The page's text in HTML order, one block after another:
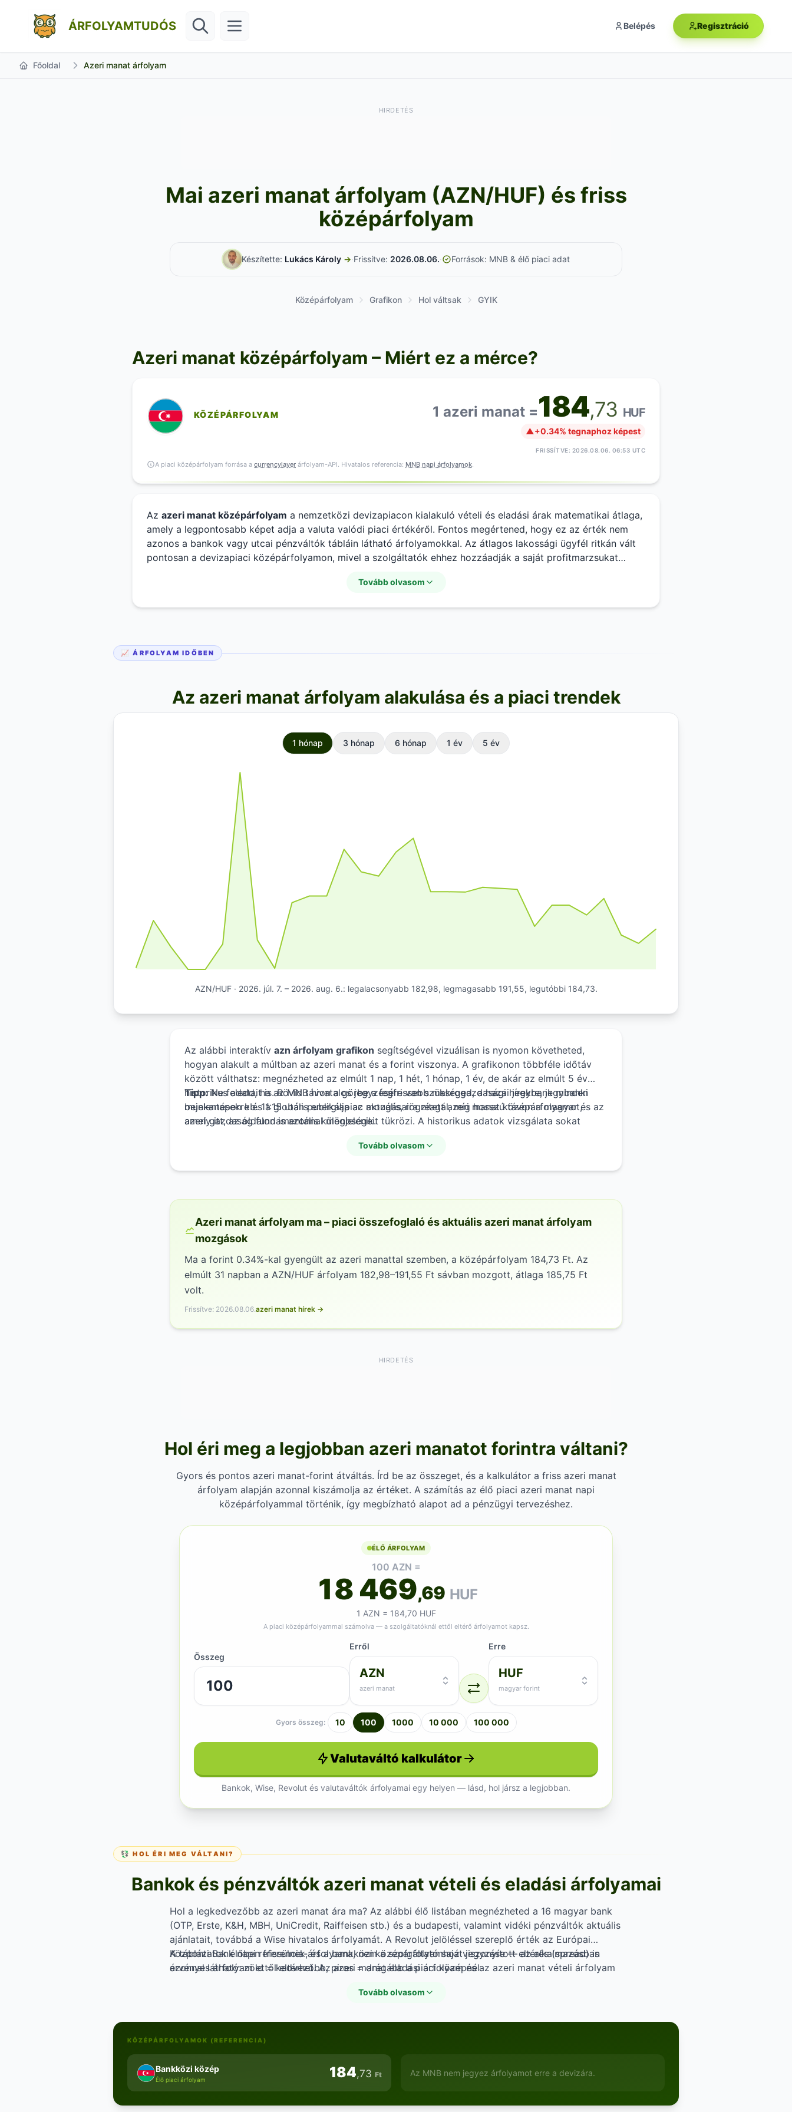
ÁRFOLYAMTUDÓS Belépés Regisztráció
Főoldal Azeri manat árfolyam
HIRDETÉS
Mai azeri manat árfolyam (AZN/HUF) és friss
középárfolyam
Készítette: Lukács Károly →·Frissítve: 2026.08.06.· Források: MNB & élő piaci adat
Középárfolyam Grafikon Hol váltsak GYIK
Azeri manat középárfolyam – Miért ez a mérce?
KÖZÉPÁRFOLYAM 1 azeri manat =184,73 HUF
▲+0.34% tegnaphoz képest
FRISSÍTVE: 2026.08.06. 06:53 UTC
A piaci középárfolyam forrása a currencylayer árfolyam-API. Hivatalos referencia: MNB napi árfolyamok.
Az azeri manat középárfolyam a nemzetközi devizapiacon kialakuló vételi és eladási árak matematikai átlaga,
amely a legpontosabb képet adja a valuta valódi piaci értékéről. Fontos megértened, hogy ez az érték nem
azonos a bankok vagy utcai pénzváltók tábláin látható árfolyamokkal. Az átlagos lakossági ügyfél ritkán vált
pontosan a devizapiaci középárfolyamon, mivel a szolgáltatók ehhez hozzáadják a saját profitmarzsukat
valamint a vámok és adóterhek kiszámításához használják, így a globális kereskedelem egyik legfontosabb
Tovább olvasom
📈 ÁRFOLYAM IDŐBEN
Az azeri manat árfolyam alakulása és a piaci trendek
1 hónap 3 hónap 6 hónap 1 év 5 év
AZN/HUF · 2026. júl. 7. – 2026. aug. 6.: legalacsonyabb 182,98, legmagasabb 191,55, legutóbbi 184,73.
Az alábbi interaktív azn árfolyam grafikon segítségével vizuálisan is nyomon követheted,
hogyan alakult a múltban az azeri manat és a forint viszonya. A grafikonon többféle időtáv
között válthatsz: megnézheted az elmúlt 1 nap, 1 hét, 1 hónap, 1 év, de akár az elmúlt 5 év
historikus adatait is. Rövid távon a görbe a legfrissebb makrogazdasági hírekre, jegybanki
bejelentésekre és a globális energiapiac mozgásaira reagál, míg hosszú távon a magyar és az
azeri gazdaság fundamentális különbségeit tükrözi. A historikus adatok vizsgálata sokat
Tipp:Ne feledd, ha az MNB hivatalos jegyzésére van szükséged, a hazai jegybank minden
munkanapon kb. 11:15 után publikálja az aktuális, rögzített azeri manat középárfolyamot,
amely itt, az oldalon is azonnal megjelenik.
Tovább olvasom
Azeri manat árfolyam ma – piaci összefoglaló és aktuális azeri manat árfolyam
mozgások
Ma a forint 0.34%-kal gyengült az azeri manattal szemben, a középárfolyam 184,73 Ft. Az
elmúlt 31 napban a AZN/HUF árfolyam 182,98–191,55 Ft sávban mozgott, átlaga 185,75 Ft
volt.
Frissítve: 2026.08.06.azeri manat hírek →
HIRDETÉS
Hol éri meg a legjobban azeri manatot forintra váltani?
Gyors és pontos azeri manat-forint átváltás. Írd be az összeget, és a kalkulátor a friss azeri manat
árfolyam alapján azonnal kiszámolja az értéket. A számítás az élő piaci azeri manat napi
középárfolyammal történik, így megbízható alapot ad a pénzügyi tervezéshez.
ÉLŐ ÁRFOLYAM
100 AZN =
18 469,69 HUF
1 AZN = 184,70 HUF
A piaci középárfolyammal számolva — a szolgáltatóknál ettől eltérő árfolyamot kapsz.
Összeg
Erről
AZN
azeri manat
Erre
HUF
magyar forint
Gyors összeg: 10 100 1000 10 000 100 000
Valutaváltó kalkulátor
Bankok, Wise, Revolut és valutaváltók árfolyamai egy helyen — lásd, hol jársz a legjobban.
💱 HOL ÉRI MEG VÁLTANI?
Bankok és pénzváltók azeri manat vételi és eladási árfolyamai
Hol a legkedvezőbb az azeri manat ára ma? Az alábbi élő listában megnézheted a 16 magyar bank
(OTP, Erste, K&H, MBH, UniCredit, Raiffeisen stb.) és a budapesti, valamint vidéki pénzváltók aktuális
ajánlatait, továbbá a Wise hivatalos árfolyamát. A Revolut jelöléssel szereplő érték az Európai
Központi Bank napi referencia-árfolyama, nem a szolgáltató saját jegyzése — az alkalmazásban
érvényes árfolyam ettől eltérhet. Az azeri manat eladási árfolyam és az azeri manat vételi árfolyam
gondolkodsz — érdemes mindkét módot összehasonlítani, mielőtt váltanál.
A táblázatok élőben frissülnek, és a bankközi középárfolyamhoz viszonyított eltérés (spread) is
azonnal látható: zöld = kedvezőbb, piros = drágább a piaci középnél.
Tovább olvasom
KÖZÉPÁRFOLYAMOK (REFERENCIA)
Bankközi közép
Élő piaci árfolyam 184,73 Ft Az MNB nem jegyez árfolyamot erre a devizára.